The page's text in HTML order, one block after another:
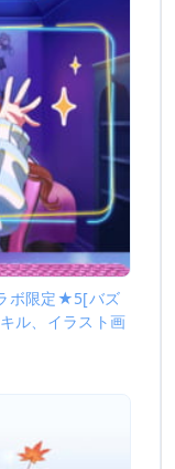
ボ限定★5[バズ
ル、イラスト画